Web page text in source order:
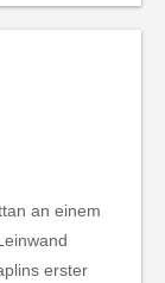
an einem
erster